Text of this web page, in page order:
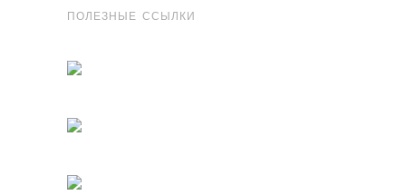
ПОЛЕЗНЫЕ ССЫЛКИ